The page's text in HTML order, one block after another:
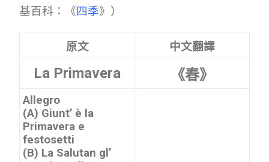
基百科：《四季》）
原文 中文翻譯
La Primavera 《春》
Allegro
(A) Giunt’ è la
Primavera e
festosetti
(B) La Salutan gl’